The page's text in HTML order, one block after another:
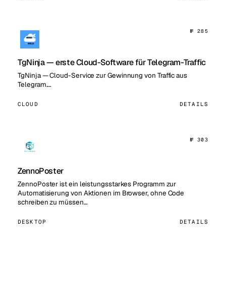
№ 285
TgNinja — erste Cloud-Software für Telegram-Traffic
TgNinja — Cloud-Service zur Gewinnung von Traffic aus
Telegram.…
CLOUD DETAILS
№ 303
ZennoPoster
ZennoPoster ist ein leistungsstarkes Programm zur
Automatisierung von Aktionen im Browser, ohne Code
schreiben zu müssen…
DESKTOP DETAILS